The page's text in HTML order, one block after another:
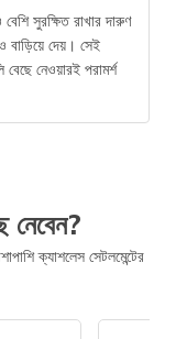
সুরক্ষিত রাখার দারুণ
বাড়িয়ে দেয়। সেই
নেওয়ারই পরামর্শ
নেবেন?
ক্যাশলেস সেটলমেন্টের